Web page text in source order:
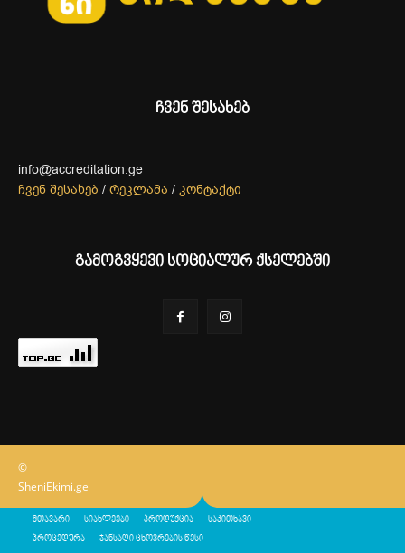
ჩვენ შესახებ
info@accreditation.ge
ჩვენ შესახებ / რეკლამა / კონტაქტი
გამოგვყევი სოციალურ ქსელებში
©
SheniEkimi.ge
მთავარი სიახლეები პროდუქცია საკითხავი
პროცედურა ჯანსაღი ცხოვრების წესი